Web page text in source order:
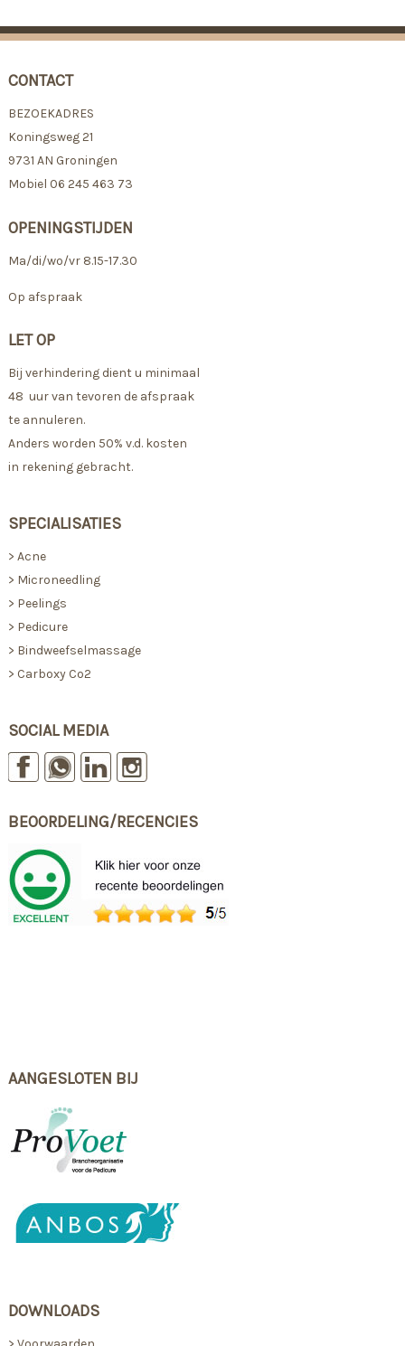
CONTACT
BEZOEKADRES
Koningsweg 21
9731 AN Groningen
Mobiel 06 245 463 73
OPENINGSTIJDEN
Ma/di/wo/vr 8.15-17.30
Op afspraak
LET OP
Bij verhindering dient u minimaal
48 uur van tevoren de afspraak
te annuleren.
Anders worden 50% v.d. kosten
in rekening gebracht.
SPECIALISATIES
> Acne
> Microneedling
> Peelings
> Pedicure
> Bindweefselmassage
> Carboxy Co2
SOCIAL MEDIA
BEOORDELING/RECENCIES
AANGESLOTEN BIJ
DOWNLOADS